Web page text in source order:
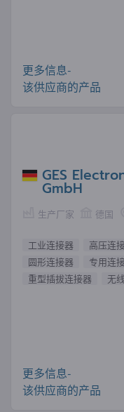
更多信息-
该供应商的产品
GES
GmbH
生产厂家 德国
工业连接器 高压连
圆形连接器
专用连
重型插拔连接器
无
更多信息-
该供应商的产品